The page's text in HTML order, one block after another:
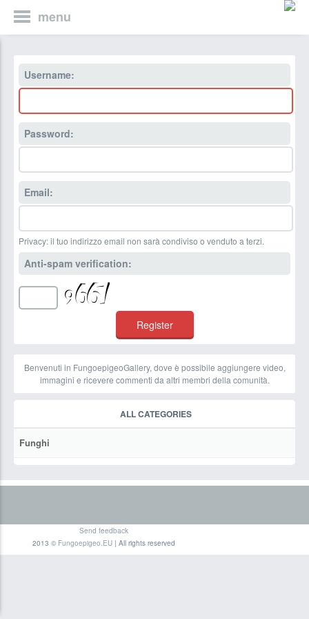
menu
Username:
Password:
Email:
Privacy: il tuo indirizzo email non sarà condiviso o venduto a terzi.
Anti-spam verification:
Benvenuti in FungoepigeoGallery, dove è possibile aggiungere video,
immagini e ricevere commenti da altri membri della comunità.
ALL CATEGORIES
Funghi
Send feedback
2013 © Fungoepigeo.EU| All rights reserved